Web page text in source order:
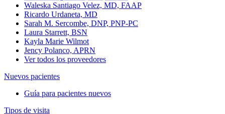
Waleska Santiago Velez, MD, FAAP
Ricardo Urdaneta, MD
Sarah M. Sercombe, DNP, PNP-PC
Laura Starrett, BSN
Kayla Marie Wilmot
Jency Polanco, APRN
Ver todos los proveedores
Nuevos pacientes
Guía para pacientes nuevos
Tipos de visita